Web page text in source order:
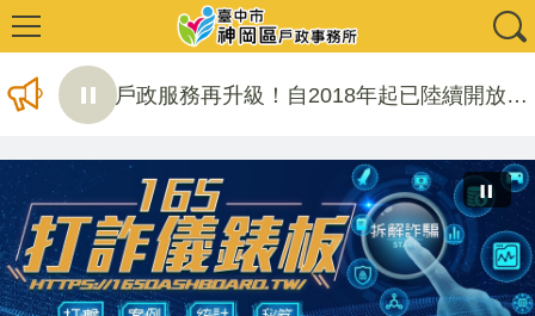
全民監督公共工程施工品質，請撥打通報專線0800-009609
針對65歲以上長者與身障者，內政部推出樓梯換電梯的包租代管換居服務，詳情請上內政部不動產資訊平台查詢社會住宅包租代...
內政部戶政司全球資訊網24小時全天候提供申請人使用自然人憑證進行「線上申辦戶籍登記服務」申辦作業
戶政服務再升級！自2018年起已陸續開放出生登記、未成年子女權利義務行使負擔登記、監護登記、死亡登記、出生地登記、...